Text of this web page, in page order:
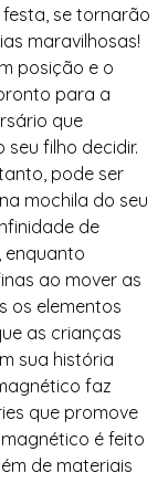
se tornarão
maravilhosas!
posição e o
para a
que
filho decidir.
pode ser
mochila do seu
de
enquanto
ao mover as
os elementos
as crianças
sua história
faz
que promove
é feito
de materiais